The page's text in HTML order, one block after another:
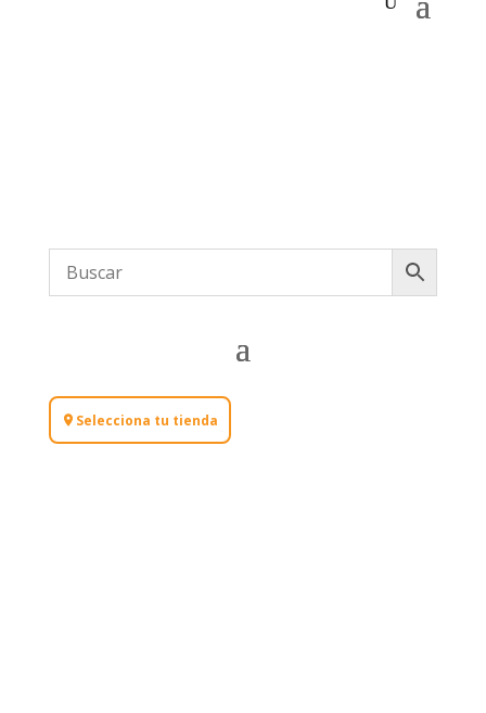
Selecciona tu tienda